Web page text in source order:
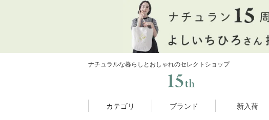
ナチュラルな暮らしとおしゃれのセレクトショップ
カテゴリ ブランド 新入荷